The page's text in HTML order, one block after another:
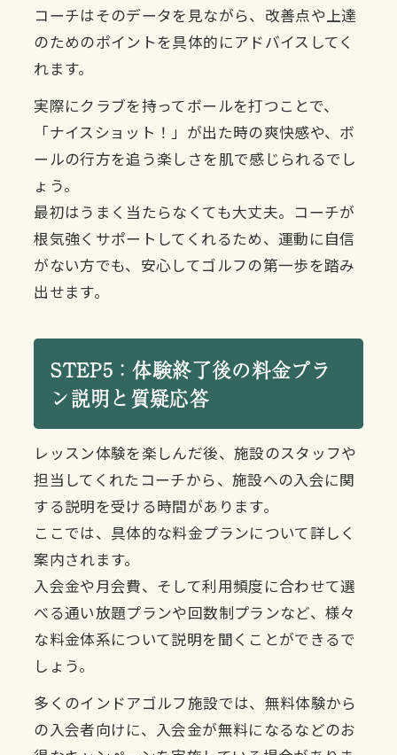
コーチはそのデータを見ながら、改善点や上達
のためのポイントを具体的にアドバイスしてく
れます。
実際にクラブを持ってボールを打つことで、
「ナイスショット！」が出た時の爽快感や、ボ
ールの行方を追う楽しさを肌で感じられるでし
ょう。
最初はうまく当たらなくても大丈夫。コーチが
根気強くサポートしてくれるため、運動に自信
がない方でも、安心してゴルフの第一歩を踏み
出せます。
STEP5：体験終了後の料金プラ
ン説明と質疑応答
レッスン体験を楽しんだ後、施設のスタッフや
担当してくれたコーチから、施設への入会に関
する説明を受ける時間があります。
ここでは、具体的な料金プランについて詳しく
案内されます。
入会金や月会費、そして利用頻度に合わせて選
べる通い放題プランや回数制プランなど、様々
な料金体系について説明を聞くことができるで
しょう。
多くのインドアゴルフ施設では、無料体験から
の入会者向けに、入会金が無料になるなどのお